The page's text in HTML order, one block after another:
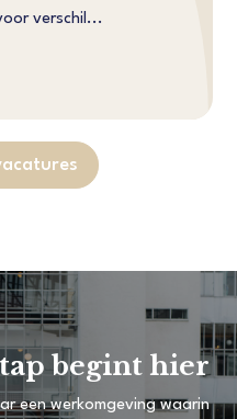
verschil...
begint hier
een werkomgeving waarin